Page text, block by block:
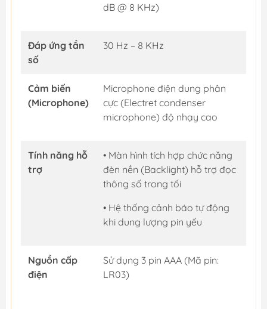
dB @ 8 KHz)
Đáp ứng tần
số
30 Hz – 8 KHz
Cảm biến
(Microphone)
Microphone điện dung phân
cực (Electret condenser
microphone) độ nhạy cao
Tính năng hỗ
trợ
• Màn hình tích hợp chức năng
đèn nền (Backlight) hỗ trợ đọc
thông số trong tối
• Hệ thống cảnh báo tự động
khi dung lượng pin yếu
Nguồn cấp
điện
Sử dụng 3 pin AAA (Mã pin:
LR03)